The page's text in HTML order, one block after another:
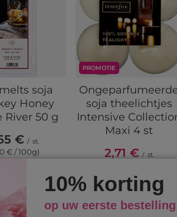
soja
Honey
River 50 g
€ / st.
€ / 100g)
PROMOTIE
soja theelichtjes
Intensive
Maxi 4 st
2,71 € / st.
De laagste prijs van het
product in de 30 dagen
voor de korting:12,15 €
Normale prijs:5,40 €
10% korting
op uw eerste bestelling